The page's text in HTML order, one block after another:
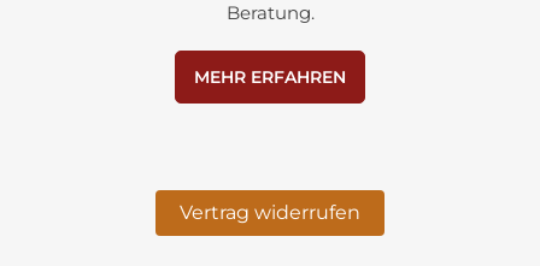
Beratung.
MEHR ERFAHREN
Vertrag widerrufen